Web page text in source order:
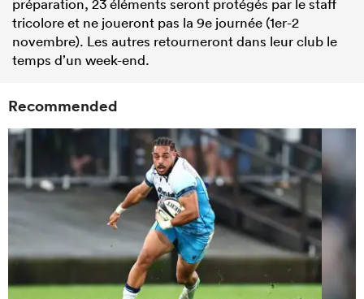
préparation, 23 éléments seront protégés par le staff
tricolore et ne joueront pas la 9e journée (1er-2
novembre). Les autres retourneront dans leur club le
temps d’un week-end.
Recommended